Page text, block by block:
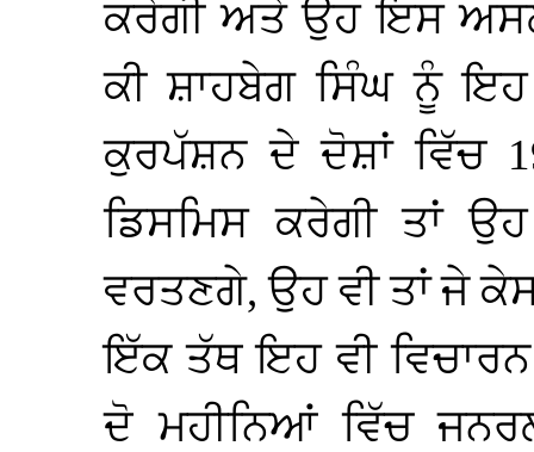
ਕਰੇਗੀ ਅਤੇ ਉਹ ਇਸ ਅਸਲੇ
ਕੀ ਸ਼ਾਹਬੇਗ ਸਿੰਘ ਨੂੰ
ਕੁਰਪੱਸ਼ਨ ਦੇ ਦੋਸ਼ਾਂ ਵਿੱਚ
ਡਿਸਮਿਸ ਕਰੇਗੀ ਤਾਂ
ਵਰਤਣਗੇ, ਉਹ ਵੀ ਤਾਂ ਜੇ
ਇੱਕ ਤੱਥ ਇਹ ਵੀ ਵਿਚਾਰਨ
ਦੋ ਮਹੀਨਿਆਂ ਵਿੱਚ